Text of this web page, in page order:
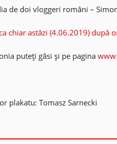
de doi vloggeri români –
chiar astăzi (4.06.2019) după
puteți găsi și pe pagina
plakatu: Tomasz Sarnecki